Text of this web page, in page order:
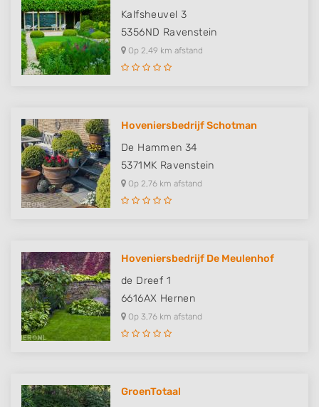
Kalfsheuvel 3
5356ND Ravenstein
Op 2,49 km afstand
Hoveniersbedrijf Schotman
De Hammen 34
5371MK Ravenstein
Op 2,76 km afstand
Hoveniersbedrijf De Meulenhof
de Dreef 1
6616AX Hernen
Op 3,76 km afstand
GroenTotaal